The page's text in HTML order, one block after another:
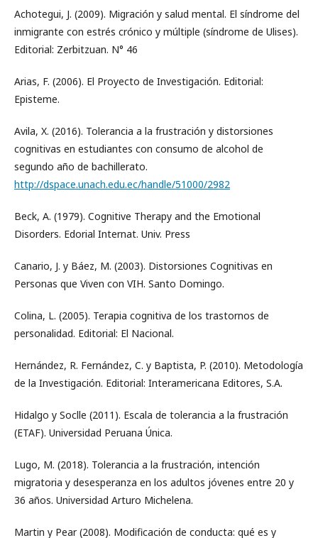
Achotegui, J. (2009). Migración y salud mental. El síndrome del
inmigrante con estrés crónico y múltiple (síndrome de Ulises).
Editorial: Zerbitzuan. N° 46
Arias, F. (2006). El Proyecto de Investigación. Editorial:
Episteme.
Avila, X. (2016). Tolerancia a la frustración y distorsiones
cognitivas en estudiantes con consumo de alcohol de
segundo año de bachillerato.
http://dspace.unach.edu.ec/handle/51000/2982
Beck, A. (1979). Cognitive Therapy and the Emotional
Disorders. Edorial Internat. Univ. Press
Canario, J. y Báez, M. (2003). Distorsiones Cognitivas en
Personas que Viven con VIH. Santo Domingo.
Colina, L. (2005). Terapia cognitiva de los trastornos de
personalidad. Editorial: El Nacional.
Hernández, R. Fernández, C. y Baptista, P. (2010). Metodología
de la Investigación. Editorial: Interamericana Editores, S.A.
Hidalgo y Soclle (2011). Escala de tolerancia a la frustración
(ETAF). Universidad Peruana Única.
Lugo, M. (2018). Tolerancia a la frustración, intención
migratoria y desesperanza en los adultos jóvenes entre 20 y
36 años. Universidad Arturo Michelena.
Martin y Pear (2008). Modificación de conducta: qué es y